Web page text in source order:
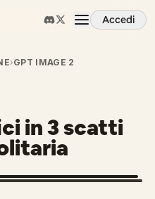
Accedi
›GPT IMAGE 2
in 3 scatti